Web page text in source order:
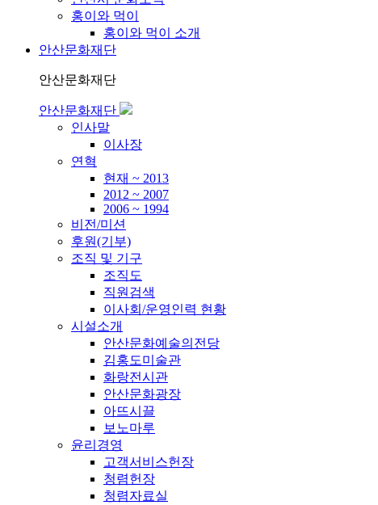
홍이와 먹이
홍이와 먹이 소개
안산문화재단
안산문화재단
안산문화재단
인사말
이사장
연혁
현재 ~ 2013
2012 ~ 2007
2006 ~ 1994
비전/미션
후원(기부)
조직 및 기구
조직도
직원검색
이사회/운영인력 현황
시설소개
안산문화예술의전당
김홍도미술관
화랑전시관
안산문화광장
아뜨시끌
보노마루
윤리경영
고객서비스헌장
청렴헌장
청렴자료실